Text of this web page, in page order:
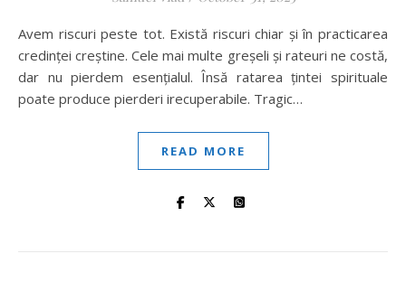
Avem riscuri peste tot. Există riscuri chiar și în practicarea
credinței creștine. Cele mai multe greșeli și rateuri ne costă,
dar nu pierdem esențialul. Însă ratarea țintei spirituale
poate produce pierderi irecuperabile. Tragic…
READ MORE